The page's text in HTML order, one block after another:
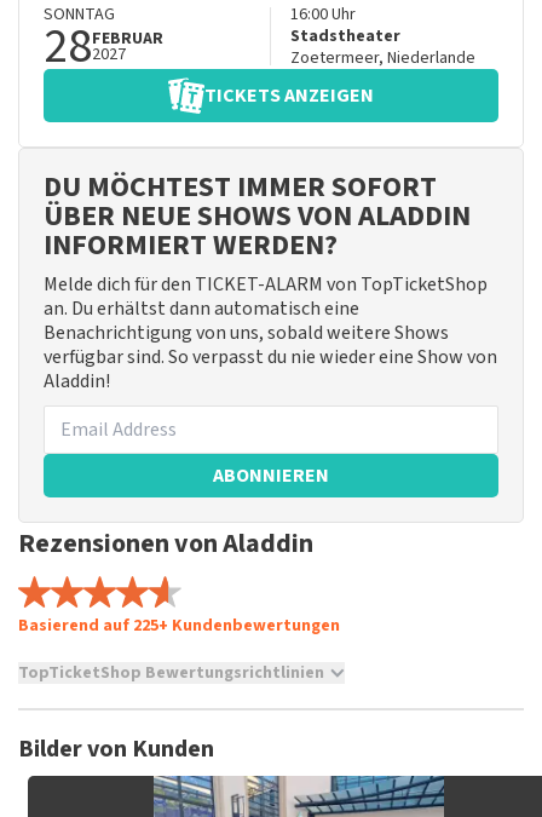
SONNTAG
28FEBRUAR
2027
16:00Uhr
Stadstheater
Zoetermeer, Niederlande
TICKETS ANZEIGEN
DU MÖCHTEST IMMER SOFORT
ÜBER NEUE SHOWS VON ALADDIN
INFORMIERT WERDEN?
Melde dich für den TICKET-ALARM von TopTicketShop
an. Du erhältst dann automatisch eine
Benachrichtigung von uns, sobald weitere Shows
verfügbar sind. So verpasst du nie wieder eine Show von
Aladdin!
ABONNIEREN
Rezensionen von Aladdin
Basierend auf 225+ Kundenbewertungen
TopTicketShop Bewertungsrichtlinien
Es ist nicht möglich, eine Bewertung abzugeben, wenn du
beleidigender Sprache und/oder falschen Angaben werden
Bilder von Kunden